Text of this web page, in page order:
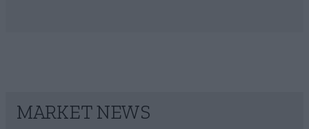
MARKET NEWS